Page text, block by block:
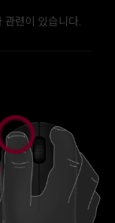
련이 있습니다.